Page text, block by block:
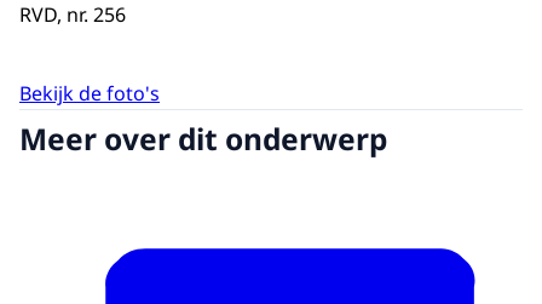
RVD, nr. 256
Bekijk de foto's
Meer over dit onderwerp